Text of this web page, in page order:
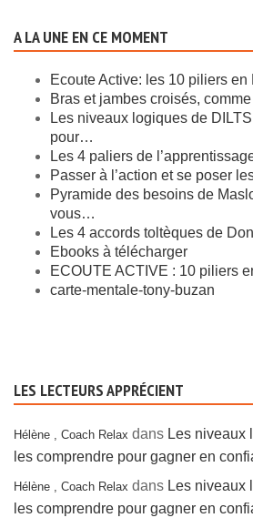
A LA UNE EN CE MOMENT
Ecoute Active: les 10 piliers en
Bras et jambes croisés,
Les niveaux logiques de
pour…
Les 4 paliers de
Passer à l’action et se poser
Pyramide des besoins de
vous…
Les 4 accords toltèques de
Ebooks à télécharger
ECOUTE ACTIVE : 10 piliers
carte-mentale-tony-buzan
LES LECTEURS APPRÉCIENT
Hélène , Coach Relax dans Les niveaux
les comprendre pour gagner en
Hélène , Coach Relax dans Les niveaux
les comprendre pour gagner en